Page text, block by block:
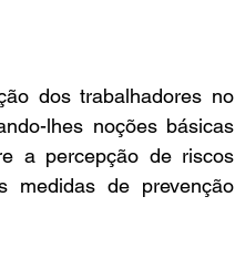
dos trabalhadores no
lhes noções básicas
a percepção de riscos
medidas de prevenção